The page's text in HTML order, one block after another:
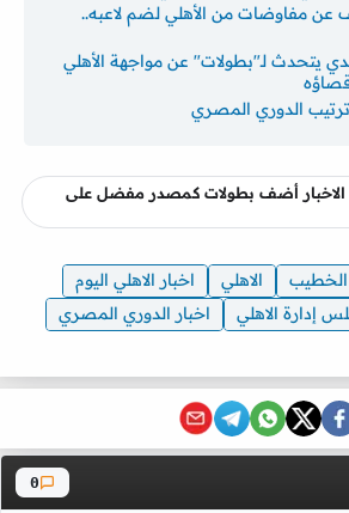
عن مفاوضات من الأهلي لضم لاعبه..
يتحدث لـ"بطولات" عن مواجهة الأهلي
الدوري المصري
الاخبار أضف بطولات كمصدر مفضل على
الاهلي
اخبار الاهلي اليوم
إدارة الاهلي
اخبار الدوري المصري
0